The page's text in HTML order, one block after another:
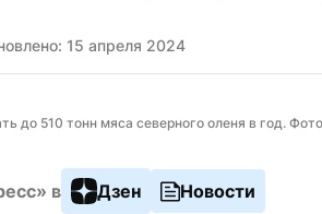
15 апреля 2024
до 510 тонн мяса северного оленя в год.
в Дзен Новости